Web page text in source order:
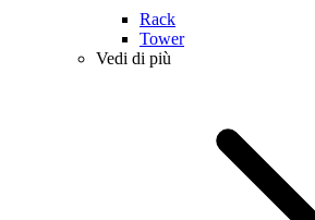
Rack
Tower
Vedi di più